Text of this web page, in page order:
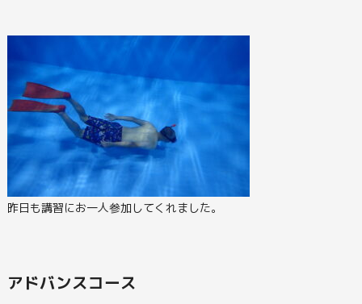
昨日も講習にお一人参加してくれました。
アドバンスコース